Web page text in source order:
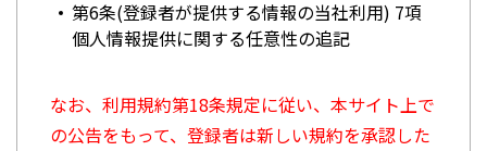
第6条(登録者が提供する情報の当社利用) 7項
個人情報提供に関する任意性の追記
なお、利用規約第18条規定に従い、本サイト上で
の公告をもって、登録者は新しい規約を承認した